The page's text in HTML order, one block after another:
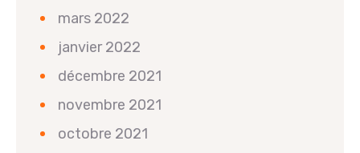
mars 2022
janvier 2022
décembre 2021
novembre 2021
octobre 2021